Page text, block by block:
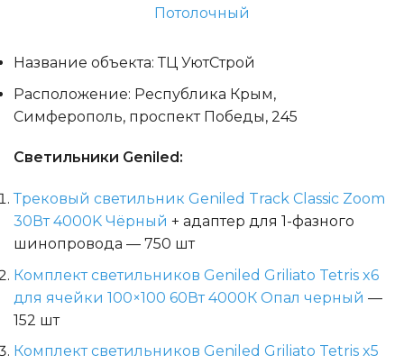
Потолочный
Название объекта: ТЦ УютСтрой
Расположение: Республика Крым,
Симферополь, проспект Победы, 245
Светильники Geniled:
Трековый светильник Geniled Track Classic Zoom
30Вт 4000K Чёрный + адаптер для 1-фазного
шинопровода — 750 шт
Комплект светильников Geniled Griliato Tetris x6
для ячейки 100×100 60Вт 4000К Опал черный —
152 шт
Комплект светильников Geniled Griliato Tetris x5